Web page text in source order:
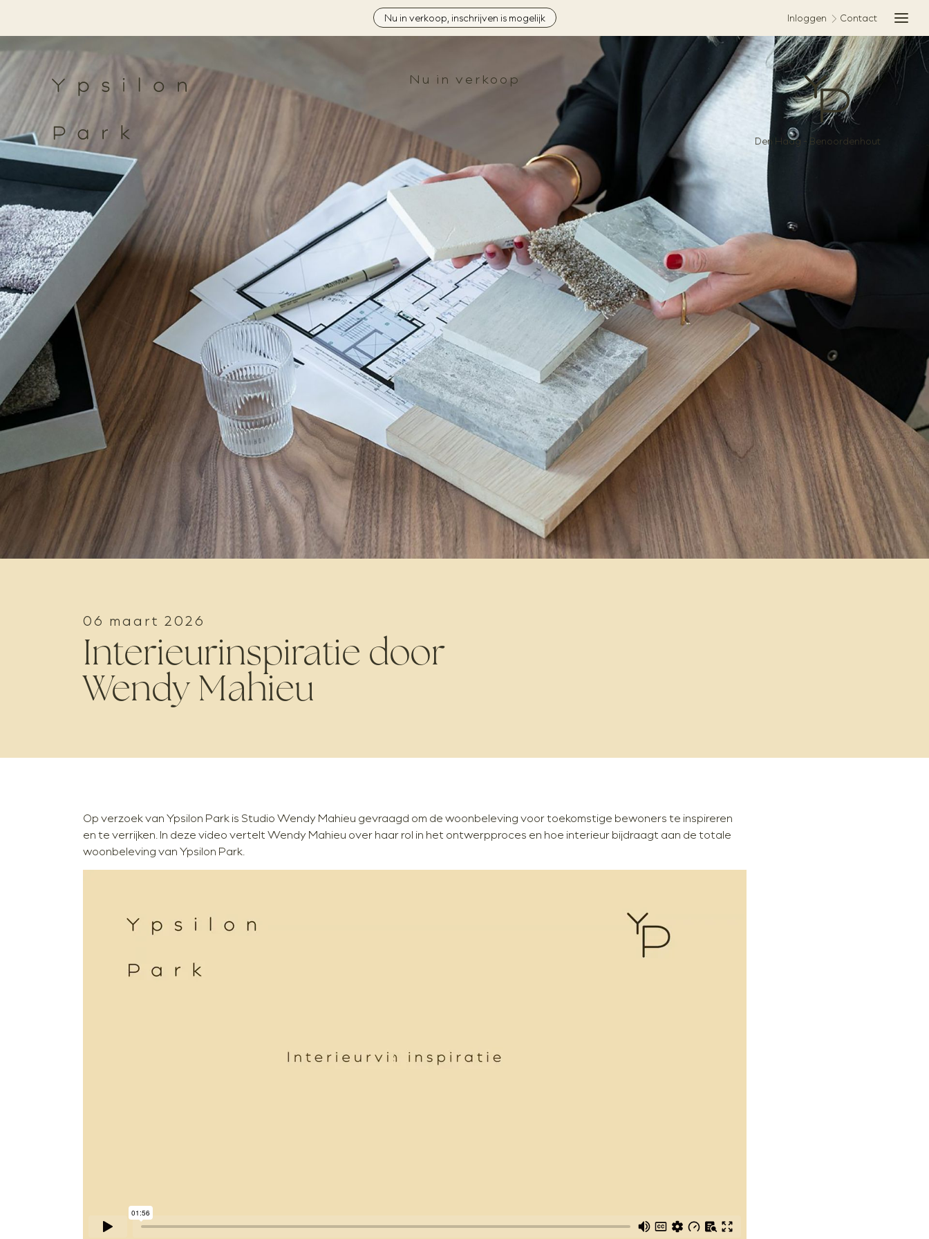
Nu in verkoop, inschrijven is mogelijk MENU
Inloggen Contact
Architectuur
Duurzaamheid
Woningzoeker
Aanbod
Downloads
Interieur
Private banking
Veelgestelde vragen
Actueel
Contact
Volg ons
Den Haag - Benoordenhout
Nu in verkoop
06 maart 2026
Interieurinspiratie door
Wendy Mahieu
Op verzoek van Ypsilon Park is Studio Wendy Mahieu gevraagd om de woonbeleving voor toekomstige bewoners te inspireren
en te verrijken. In deze video vertelt Wendy Mahieu over haar rol in het ontwerpproces en hoe interieur bijdraagt aan de totale
woonbeleving van Ypsilon Park.